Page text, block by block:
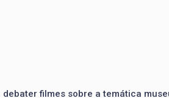
filmes sobre a temática